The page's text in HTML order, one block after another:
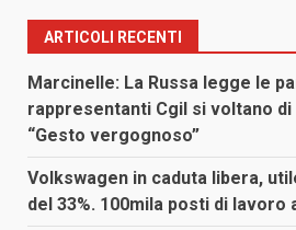
ARTICOLI RECENTI
Marcinelle: La Russa legge le
rappresentanti Cgil si voltano di
“Gesto vergognoso”
Volkswagen in caduta libera,
del 33%. 100mila posti di lavoro